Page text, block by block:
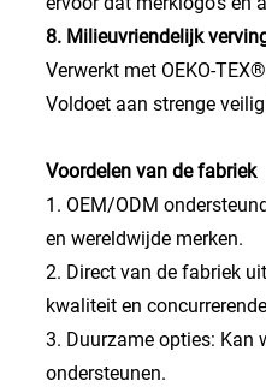
8. Milieuvriendelijk
Verwerkt met OEKO-
Voldoet aan strenge
Voordelen van de fabriek
1. OEM/ODM
en wereldwijde merken.
2. Direct van de fabriek
kwaliteit en
3. Duurzame opties: Kan
ondersteunen.